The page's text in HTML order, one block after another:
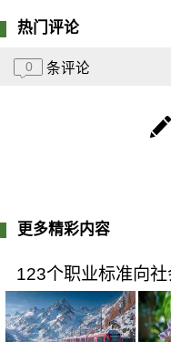
热门评论
0 条评论
更多精彩内容
123个职业标准向